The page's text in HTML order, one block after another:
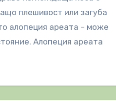
плешивост или загуба
алопеция ареата – може
Алопеция ареата